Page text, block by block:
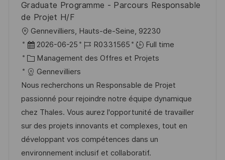
o
c
d
o
t
e
Graduate Programme - Parcours Responsable
de Projet H/F
o
c
a
l
i
s
a
t
i
Gennevilliers, Hauts-de-Seine, 92230
D
a
t
e
d
’
a
f
f
2026-06-25
R
é
é
r
e
n
c
e
R0331565
Full time
C
a
t
é
g
o
r
i
Management des Offres et Projets
Gennevilliers
Nous recherchons un Responsable de Projet
passionné pour rejoindre notre équipe dynamique
chez Thales. Vous aurez l'opportunité de travailler
sur des projets innovants et complexes, tout en
développant vos compétences dans un
environnement inclusif et collaboratif.